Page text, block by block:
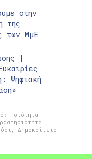
στην
της
των ΜμΕ
|
Ψηφιακή
Ποιότητα
Δημοκρίτειο